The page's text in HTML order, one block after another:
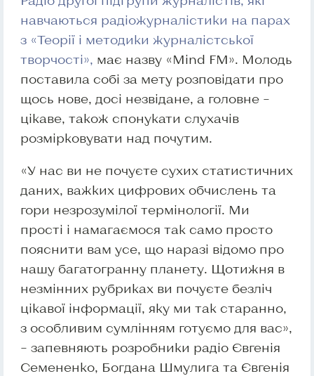
навчаються радіожурналістики на парах
з «Теорії і методики журналістської
творчості», має назву «Mind FM». Молодь
поставила собі за мету розповідати про
щось нове, досі незвідане, а головне –
цікаве, також спонукати слухачів
розмірковувати над почутим.
«У нас ви не почуєте сухих статистичних
даних, важких цифрових обчислень та
гори незрозумілої термінології. Ми
прості і намагаємося так само просто
пояснити вам усе, що наразі відомо про
нашу багатогранну планету. Щотижня в
незмінних рубриках ви почуєте безліч
цікавої інформації, яку ми так старанно,
з особливим сумлінням готуємо для вас»,
– запевняють розробники радіо Євгенія
Семененко, Богдана Шмулига та Євгенія